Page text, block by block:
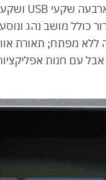
כולל מושב נהג